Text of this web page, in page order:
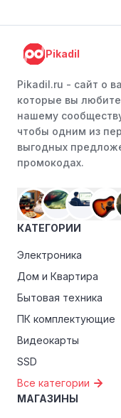
Pikadil
Pikadil.ru - cайт о
которые вы
нашему
чтобы одним из
выгодных
промокодах.
КАТЕГОРИИ
Электроника
Дом и Квартира
Бытовая техника
ПК комплектующие
Видеокарты
SSD
Все категории
МАГАЗИНЫ